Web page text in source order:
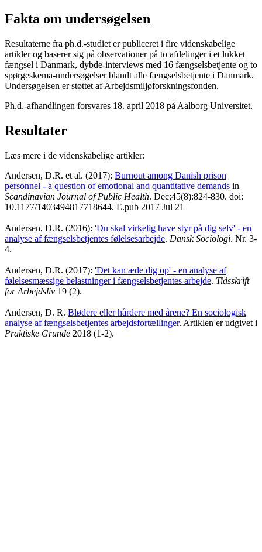
Fakta om undersøgelsen
Resultaterne fra ph.d.-studiet er publiceret i fire videnskabelige
artikler og baserer sig på observationer på to afdelinger i et lukket
fængsel i Danmark, dybde-interviews med 16 fængselsbetjente og to
spørgeskema-undersøgelser blandt alle fængselsbetjente i Danmark.
Undersøgelsen er støttet af Arbejdsmiljøforskningsfonden.
Ph.d.-afhandlingen forsvares 18. april 2018 på Aalborg Universitet.
Resultater
Læs mere i de videnskabelige artikler:
Andersen, D.R. et al. (2017): Burnout among Danish prison
personnel - a question of emotional and quantitative demands in
Scandinavian Journal of Public Health. Dec;45(8):824-830. doi:
10.1177/1403494817718644. E.pub 2017 Jul 21
Andersen, D.R. (2016): 'Du skal virkelig have styr på dig selv' - en
analyse af fængselsbetjentes følelsesarbejde. Dansk Sociologi. Nr. 3-
4.
Andersen, D.R. (2017): 'Det kan æde dig op' - en analyse af
følelsesmæssige belastninger i fængselsbetjentes arbejde. Tidsskrift
for Arbejdsliv 19 (2).
Andersen, D. R. Blødere eller hårdere med årene? En sociologisk
analyse af fængselsbetjentes arbejdsfortællinger. Artiklen er udgivet i
Praktiske Grunde 2018 (1-2).